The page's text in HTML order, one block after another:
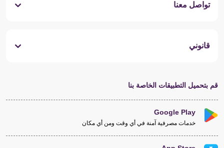
تواصل معنا
قانوني
قم بتحميل التطبيقات الخاصة بنا
Google Play
خدمات مصرفية آمنة في أي وقت ومن أي مكان